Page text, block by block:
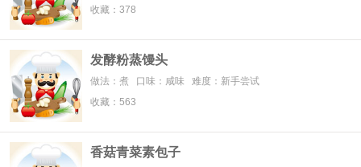
收藏：378
发酵粉蒸馒头
做法：煮 口味：咸味 难度：新手尝试
收藏：563
香菇青菜素包子